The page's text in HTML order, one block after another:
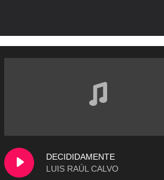
DECIDIDAMENTE
LUIS RAÚL CALVO